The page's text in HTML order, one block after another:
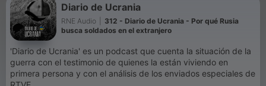
Diario de Ucrania
RNE Audio
312 - Diario de Ucrania - Por qué Rusia
busca soldados en el extranjero
'Diario de Ucrania' es un podcast que cuenta la situación de la
guerra con el testimonio de quienes la están viviendo en
primera persona y con el análisis de los enviados especiales de